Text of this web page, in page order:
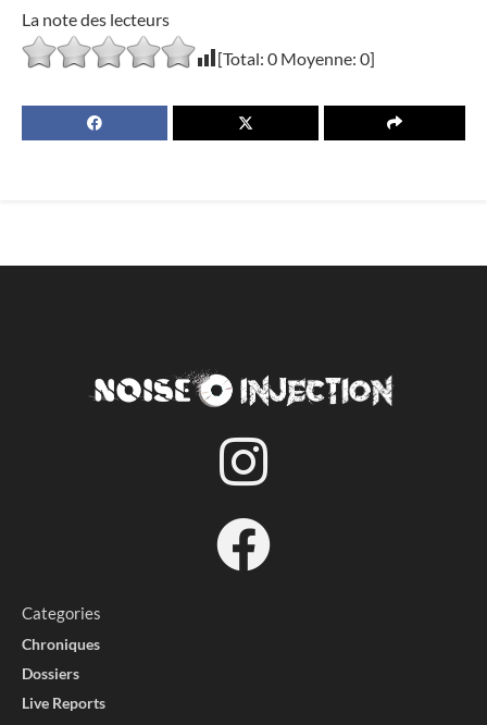
La note des lecteurs
[Total: 0 Moyenne: 0]
Categories
Chroniques
Dossiers
Live Reports